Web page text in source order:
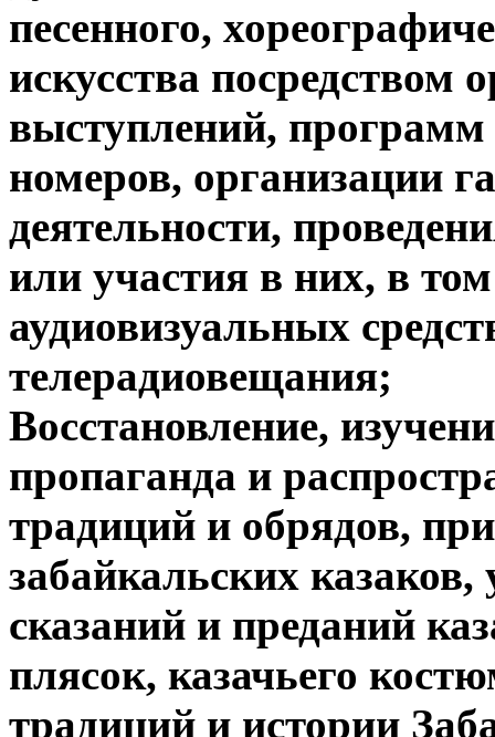
песенного,
искусства посредством
выступлений, программ
номеров, организации
деятельности,
или участия в них, в
аудиовизуальных
телерадиовещания;
Восстановление,
пропаганда и
традиций и обрядов,
забайкальских
сказаний и преданий
плясок, казачьего
традиций и истории